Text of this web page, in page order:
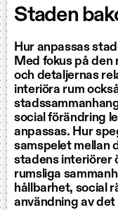
Staden
Hur anpassas
Med fokus på den
och detaljernas
interiöra rum
social förändring
anpassas. Hur
samspelet mellan
stadens interiörer
rumsliga
hållbarhet, social
användning av